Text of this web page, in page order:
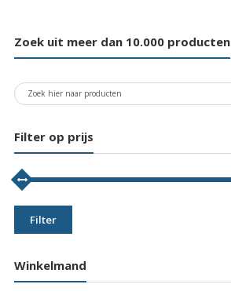
Zoek uit meer dan 10.000 producten
Filter op prijs
Filter
Winkelmand